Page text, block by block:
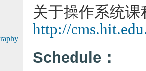
关于操作系统
http://
Schedule：